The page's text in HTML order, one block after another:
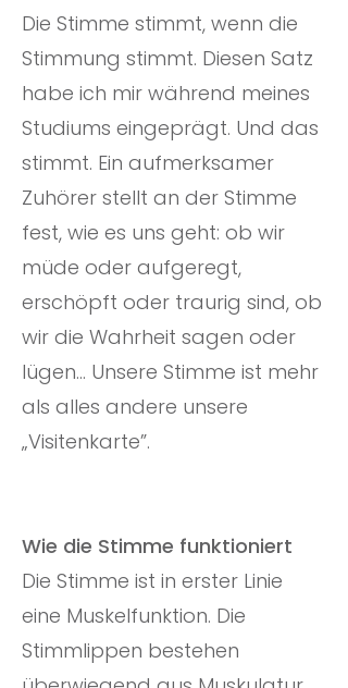
Die Stimme stimmt, wenn die
Stimmung stimmt. Diesen Satz
habe ich mir während meines
Studiums eingeprägt. Und das
stimmt. Ein aufmerksamer
Zuhörer stellt an der Stimme
fest, wie es uns geht: ob wir
müde oder aufgeregt,
erschöpft oder traurig sind, ob
wir die Wahrheit sagen oder
lügen... Unsere Stimme ist mehr
als alles andere unsere
„Visitenkarte”.
Wie die Stimme funktioniert
Die Stimme ist in erster Linie
eine Muskelfunktion. Die
Stimmlippen bestehen